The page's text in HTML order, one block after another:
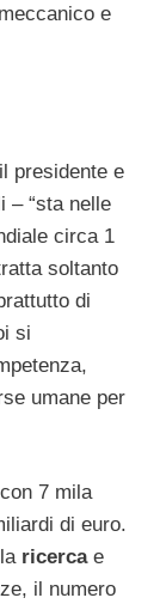
e
presidente e
– “sta nelle
circa 1
soltanto
di
si
umane per
7 mila
di euro.
ricercae
il numero